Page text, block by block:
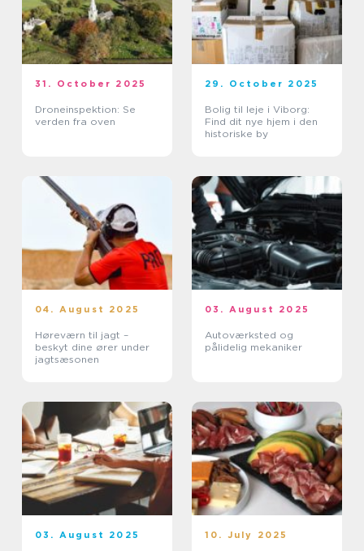
31. October 2025
Droneinspektion: Se
verden fra oven
29. October 2025
Bolig til leje i Viborg:
Find dit nye hjem i den
historiske by
04. August 2025
Høreværn til jagt –
beskyt dine ører under
jagtsæsonen
03. August 2025
Autoværksted og
pålidelig mekaniker
03. August 2025 10. July 2025